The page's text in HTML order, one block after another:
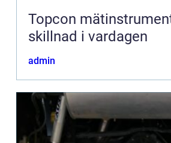
Topcon mätinstrument som gör
skillnad i vardagen
admin